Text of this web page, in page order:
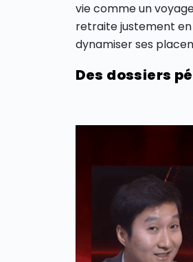
vie comme un
retraite justement
dynamiser ses
Des dossiers